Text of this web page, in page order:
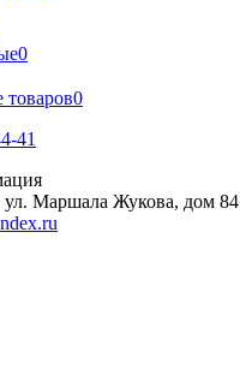
0
товаров0
41
Маршала Жукова, дом 84